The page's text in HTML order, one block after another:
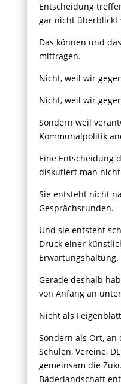
Entscheidung
gar nicht überblickt
Das können und
mittragen.
Nicht, weil wir
Nicht, weil wir
Sondern weil
Kommunalpolitik
Eine Entscheidung
diskutiert man
Sie entsteht nicht
Gesprächsrunden.
Und sie entsteht
Druck einer
Erwartungshaltung.
Gerade deshalb
von Anfang an
Nicht als
Sondern als Ort, an
Schulen, Vereine,
gemeinsam die
Bäderlandschaft